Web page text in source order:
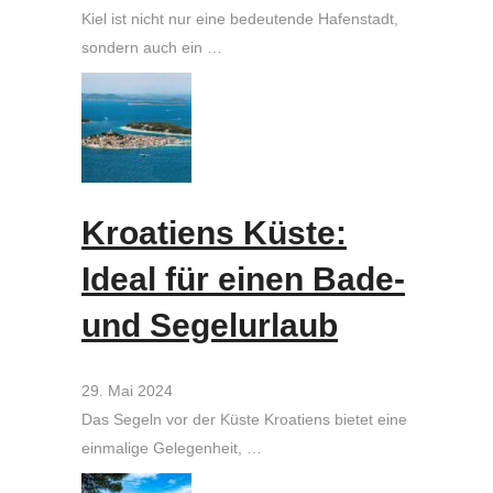
Kiel ist nicht nur eine bedeutende Hafenstadt,
sondern auch ein …
Kroatiens Küste:
Ideal für einen Bade-
und Segelurlaub
29. Mai 2024
Das Segeln vor der Küste Kroatiens bietet eine
einmalige Gelegenheit, …